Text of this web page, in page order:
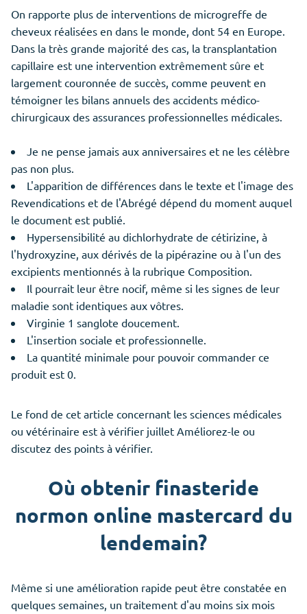
On rapporte plus de interventions de microgreffe de
cheveux réalisées en dans le monde, dont 54 en Europe.
Dans la très grande majorité des cas, la transplantation
capillaire est une intervention extrêmement sûre et
largement couronnée de succès, comme peuvent en
témoigner les bilans annuels des accidents médico-
chirurgicaux des assurances professionnelles médicales.
Je ne pense jamais aux anniversaires et ne les célèbre
pas non plus.
L'apparition de différences dans le texte et l'image des
Revendications et de l'Abrégé dépend du moment auquel
le document est publié.
Hypersensibilité au dichlorhydrate de cétirizine, à
l'hydroxyzine, aux dérivés de la pipérazine ou à l'un des
excipients mentionnés à la rubrique Composition.
Il pourrait leur être nocif, même si les signes de leur
maladie sont identiques aux vôtres.
Virginie 1 sanglote doucement.
L'insertion sociale et professionnelle.
La quantité minimale pour pouvoir commander ce
produit est 0.
Le fond de cet article concernant les sciences médicales
ou vétérinaire est à vérifier juillet Améliorez-le ou
discutez des points à vérifier.
Où obtenir finasteride
normon online mastercard du
lendemain?
Même si une amélioration rapide peut être constatée en
quelques semaines, un traitement d'au moins six mois